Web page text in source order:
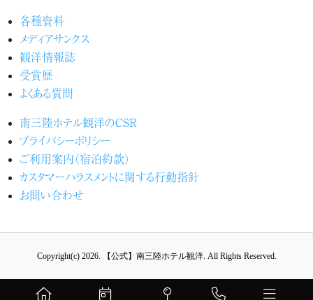
各種資料
メディアサンクス
観洋情報誌
受賞歴
よくある質問
南三陸ホテル観洋のCSR
プライバシーポリシー
ご利用案内（宿泊約款）
カスタマーハラスメントに関する行動指針
お問い合わせ
Copyright(c) 2026. 【公式】南三陸ホテル観洋. All Rights Reserved.